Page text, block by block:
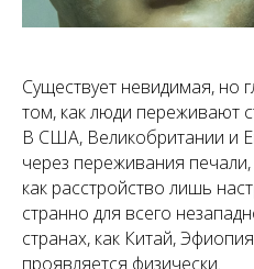
Существует невидимая, но
том, как люди переживают
В США, Великобритании и
через переживания
как расстройство лишь
странно для всего
странах, как Китай,
проявляется физически.